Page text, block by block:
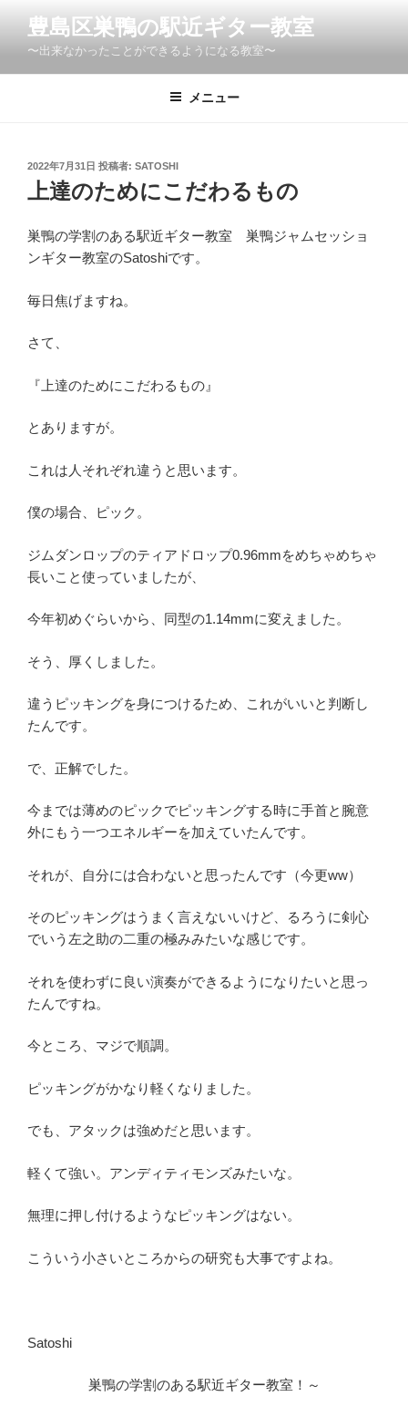
ン
豊島区巣鴨の駅近ギター教室
〜出来なかったことができるようになる教室〜
メニュー
投
日:
2022年7月31日 投稿者: SATOSHI
上達のためにこだわるもの
巣鴨の学割のある駅近ギター教室 巣鴨ジャムセッショ
ンギター教室のSatoshiです。
毎日焦げますね。
さて、
『上達のためにこだわるもの』
とありますが。
これは人それぞれ違うと思います。
僕の場合、ピック。
ジムダンロップのティアドロップ0.96mmをめちゃめちゃ
長いこと使っていましたが、
今年初めぐらいから、同型の1.14mmに変えました。
そう、厚くしました。
違うピッキングを身につけるため、これがいいと判断し
たんです。
で、正解でした。
今までは薄めのピックでピッキングする時に手首と腕意
外にもう一つエネルギーを加えていたんです。
それが、自分には合わないと思ったんです（今更ww）
そのピッキングはうまく言えないいけど、るろうに剣心
でいう左之助の二重の極みみたいな感じです。
それを使わずに良い演奏ができるようになりたいと思っ
たんですね。
今ところ、マジで順調。
ピッキングがかなり軽くなりました。
でも、アタックは強めだと思います。
軽くて強い。アンディティモンズみたいな。
無理に押し付けるようなピッキングはない。
こういう小さいところからの研究も大事ですよね。
Satoshi
巣鴨の学割のある駅近ギター教室！～